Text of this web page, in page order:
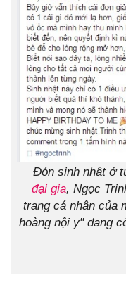
Đón sinh nhật ở
đại gia, Ngọc
trang cá nhân của
hoàng nội y" đang